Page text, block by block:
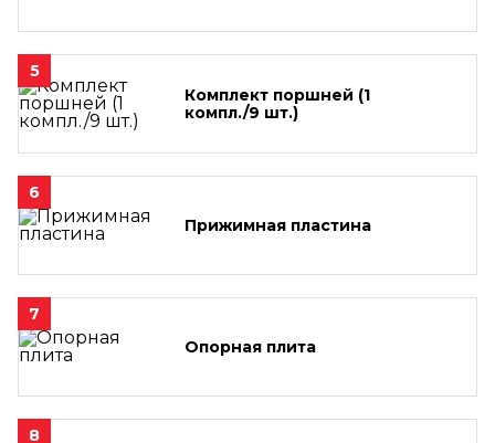
5
Комплект поршней (1
компл./9 шт.)
6
Прижимная пластина
7
Опорная плита
8